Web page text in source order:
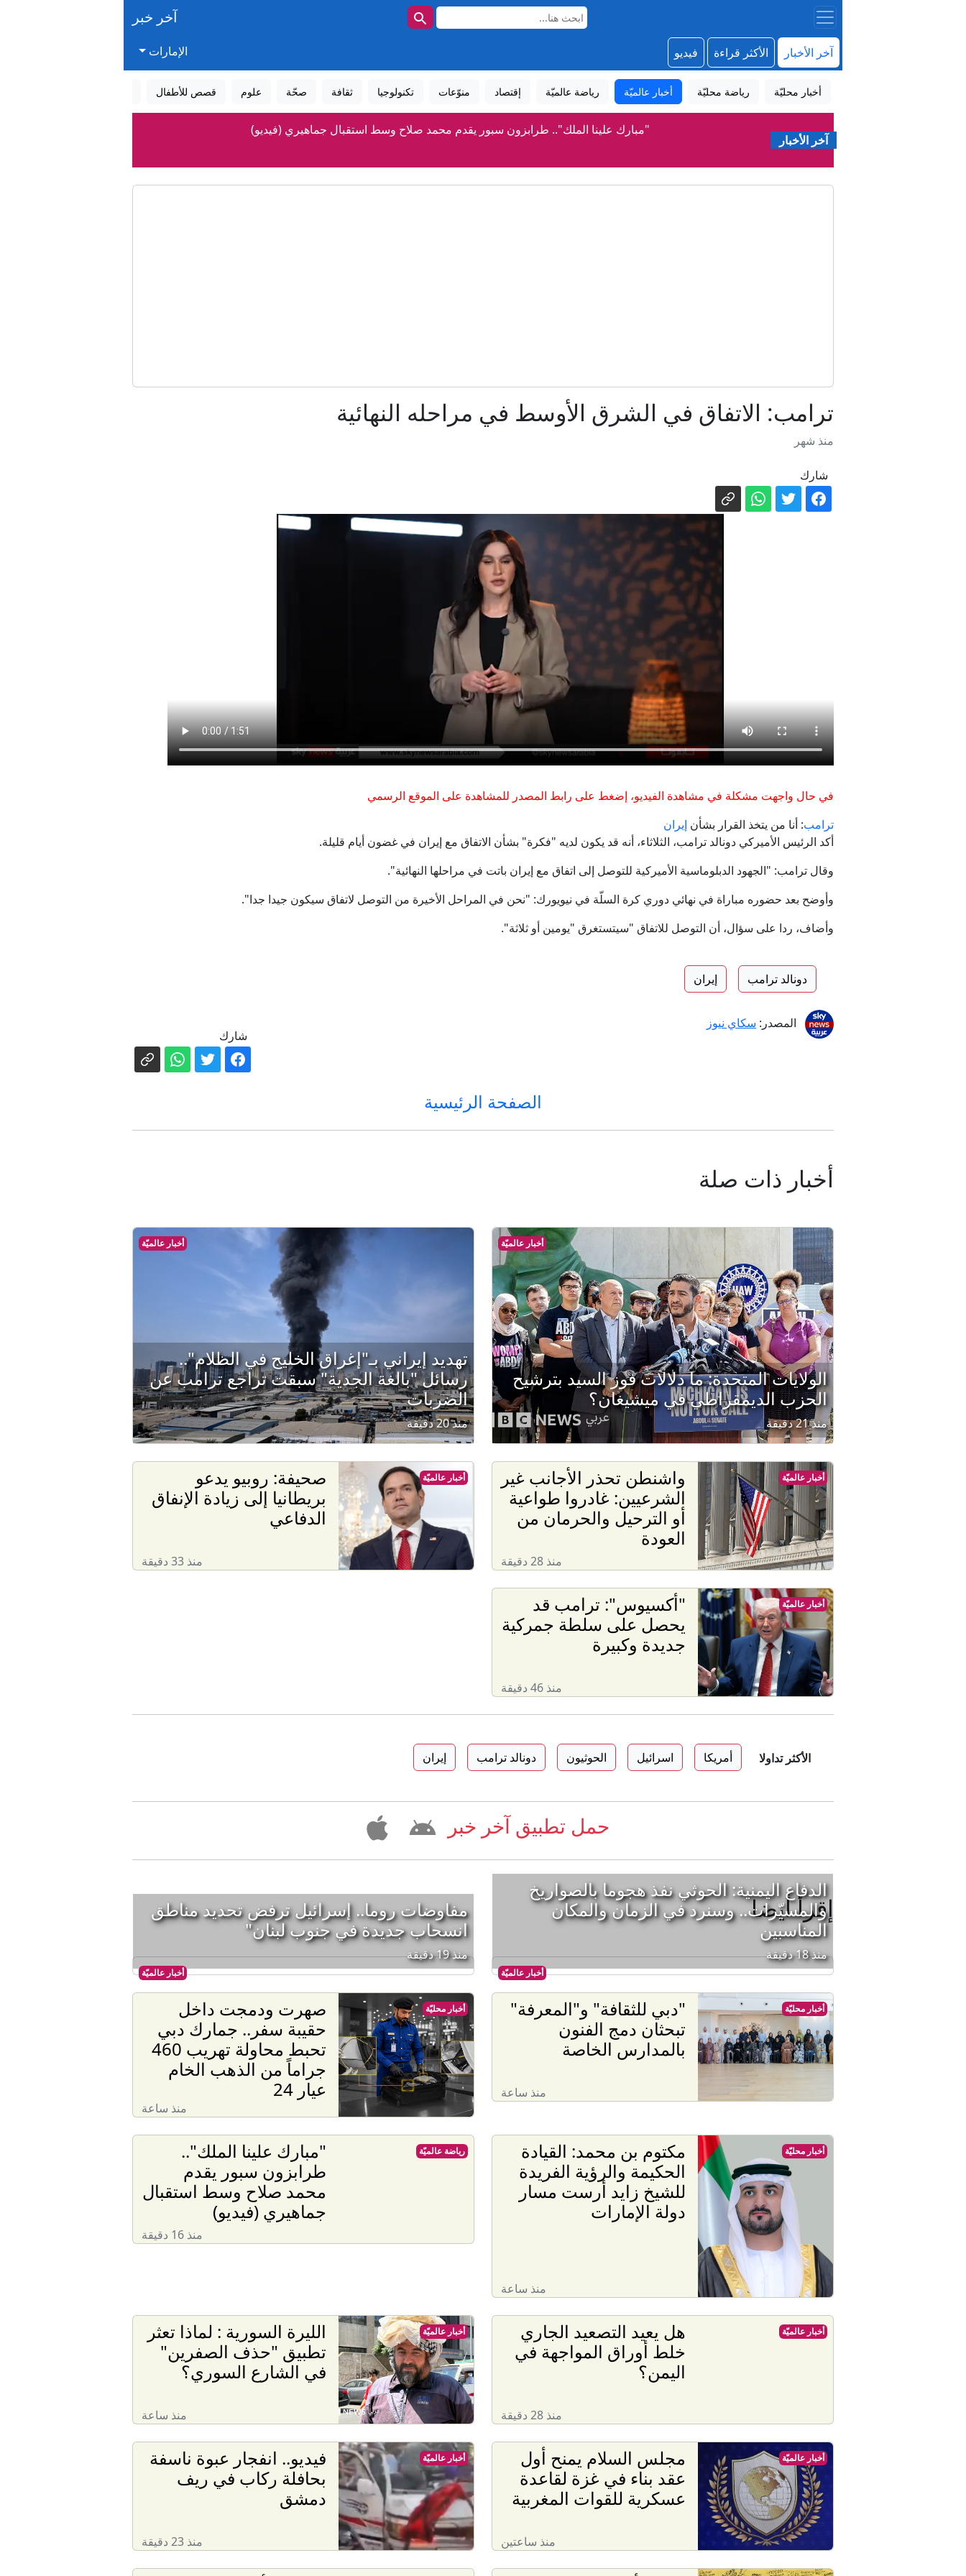
آخر خبر
آخر الأخبار الأكثر قراءة فيديو الإمارات
أخبار محليّة رياضة محليّة أخبار عالميّة رياضة عالميّة إقتصاد منوّعات تكنولوجيا ثقافة صحّة علوم قصص للأطفال
آخر الأخبار
"مبارك علينا الملك".. طرابزون سبور يقدم محمد صلاح وسط استقبال جماهيري (فيديو)
"دبي للثقافة" و"المعرفة" تبحثان دمج الفنون بالمدارس الخاصة
عاجل. - "الحوثيون" يعلنون تنفيذ عملية عسكرية واسعة استهدفت "تحشيدات سعودية": نحذر الرياض من أي حماقة
هل يعيد التصعيد الجاري خلط أوراق المواجهة في اليمن؟
الخارجية الروسية: يجب طي صفحة عضوية أوكرانيا في الناتو لتحقيق سلام دائم
زيلينسكي: أوكرانيا تقترب من بناء درعها الصاروخي
الليرة السورية : لماذا تعثر تطبيق "حذف الصفرين" في الشارع السوري؟
مصدر أمني روسي يكشف أسلوب تجنيد أوكرانيا مرتزقة من كولومبيا
تركيا تطرح قانوناً لإنهاء صراع دام 4 عقود مع "العمال الكردستاني"
فاوتشي مجددا أمام الكونغرس.. الهاتف المُصادر والأسئلة الخطأ
مفاوضات روما.. إسرائيل ترفض تحديد مناطق انسحاب جديدة في جنوب لبنان"
ترامب: الاتفاق في الشرق الأوسط في مراحله النهائية
منذ شهر
شارك
في حال واجهت مشكلة في مشاهدة الفيديو، إضغط على رابط المصدر للمشاهدة على الموقع الرسمي
ترامب: أنا من يتخذ القرار بشأن إيران
أكد الرئيس الأميركي دونالد ترامب، الثلاثاء، أنه قد يكون لديه "فكرة" بشأن الاتفاق مع إيران في غضون أيام قليلة.
وقال ترامب: "الجهود الدبلوماسية الأميركية للتوصل إلى اتفاق مع إيران باتت في مراحلها النهائية".
وأوضح بعد حضوره مباراة في نهائي دوري كرة السلّة في نيويورك: "نحن في المراحل الأخيرة من التوصل لاتفاق سيكون جيدا جدا".
وأضاف، ردا على سؤال، أن التوصل للاتفاق "سيتستغرق "يومين أو ثلاثة".
دونالد ترامب إيران
المصدر: سكاي نيوز
شارك
الصفحة الرئيسية
أخبار ذات صلة
أخبار عالميّة
الولايات المتحدة: ما دلالات فوز السيد بترشيح
الحزب الديمقراطي في ميشيغان؟
منذ 21 دقيقة
أخبار عالميّة
تهديد إيراني بـ"إغراق الخليج في الظلام"..
رسائل "بالغة الجدية" سبقت تراجع ترامب عن
الضربات
منذ 20 دقيقة
واشنطن تحذر الأجانب غير
الشرعيين: غادروا طواعية
أو الترحيل والحرمان من
العودة
منذ 28 دقيقة
أخبار عالميّة
صحيفة: روبيو يدعو
بريطانيا إلى زيادة الإنفاق
الدفاعي
منذ 33 دقيقة
أخبار عالميّة
"أكسيوس": ترامب قد
يحصل على سلطة جمركية
جديدة وكبيرة
منذ 46 دقيقة
أخبار عالميّة
الأكثر تداولا أمريكا اسرائيل الحوثيون دونالد ترامب إيران
حمل تطبيق آخر خبر
إقرأ أيضا
أخبار عالميّة
الدفاع اليمنية: الحوثي نفذ هجوما بالصواريخ
والمسيّرات.. وسنرد في الزمان والمكان
المناسبين
منذ 18 دقيقة
أخبار عالميّة
مفاوضات روما.. إسرائيل ترفض تحديد مناطق
انسحاب جديدة في جنوب لبنان"
منذ 19 دقيقة
"دبي للثقافة" و"المعرفة"
تبحثان دمج الفنون
بالمدارس الخاصة
منذ ساعة
أخبار محليّة
صهرت ودمجت داخل
حقيبة سفر.. جمارك دبي
تحبط محاولة تهريب 460
جراماً من الذهب الخام
عيار 24
منذ ساعة
أخبار محليّة
مكتوم بن محمد: القيادة
الحكيمة والرؤية الفريدة
للشيخ زايد أرست مسار
دولة الإمارات
منذ ساعة
أخبار محليّة
"مبارك علينا الملك"..
طرابزون سبور يقدم
محمد صلاح وسط استقبال
جماهيري (فيديو)
منذ 16 دقيقة
رياضة عالميّة
هل يعيد التصعيد الجاري
خلط أوراق المواجهة في
اليمن؟
منذ 28 دقيقة
أخبار عالميّة
الليرة السورية : لماذا تعثر
تطبيق "حذف الصفرين"
في الشارع السوري؟
منذ ساعة
أخبار عالميّة
مجلس السلام يمنح أول
عقد بناء في غزة لقاعدة
عسكرية للقوات المغربية
منذ ساعتين
أخبار عالميّة
فيديو.. انفجار عبوة ناسفة
بحافلة ركاب في ريف
دمشق
منذ 23 دقيقة
أخبار عالميّة